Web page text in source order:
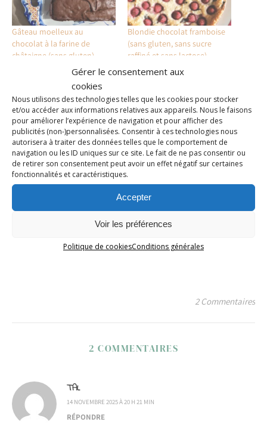
Gérer le consentement aux
cookies
Nous utilisons des technologies telles que les cookies pour stocker
et/ou accéder aux informations relatives aux appareils. Nous le faisons
pour améliorer l’expérience de navigation et pour afficher des
publicités (non-)personnalisées. Consentir à ces technologies nous
autorisera à traiter des données telles que le comportement de
navigation ou les ID uniques sur ce site. Le fait de ne pas consentir ou
de retirer son consentement peut avoir un effet négatif sur certaines
fonctionnalités et caractéristiques.
Accepter
Voir les préférences
Politique de cookiesConditions générales
Gâteau moelleux au
chocolat à la farine de
châtaigne (sans gluten)
Dans "Recettes sucrées"
Blondie chocolat framboise
(sans gluten, sans sucre
raffiné et sans lactose)
Dans "Food"
Muffins IG bas aux
framboises (sans gluten,
sans lactose, sans sucre
raffiné)
Facebook X (Twitter) LinkedIn
2 Commentaires
2 COMMENTAIRES
TAL
14 NOVEMBRE 2025 À 20 H 21 MIN
RÉPONDRE